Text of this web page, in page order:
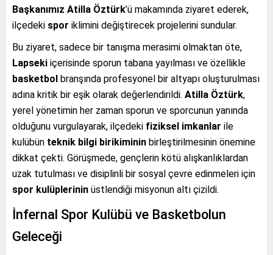
Başkanımız Atilla Öztürk’ü makamında ziyaret ederek,
ilçedeki spor iklimini değiştirecek projelerini sundular.
Bu ziyaret, sadece bir tanışma merasimi olmaktan öte,
Lapseki içerisinde sporun tabana yayılması ve özellikle
basketbol branşında profesyonel bir altyapı oluşturulması
adına kritik bir eşik olarak değerlendirildi. Atilla Öztürk,
yerel yönetimin her zaman sporun ve sporcunun yanında
olduğunu vurgulayarak, ilçedeki fiziksel imkanlar ile
kulübün teknik bilgi birikiminin birleştirilmesinin önemine
dikkat çekti. Görüşmede, gençlerin kötü alışkanlıklardan
uzak tutulması ve disiplinli bir sosyal çevre edinmeleri için
spor kulüplerinin üstlendiği misyonun altı çizildi.
İnfernal Spor Kulübü ve Basketbolun
Geleceği